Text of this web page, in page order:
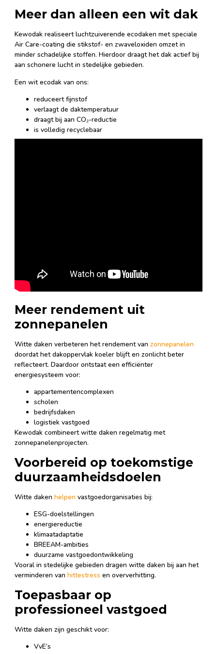
Meer dan alleen een wit dak
Kewodak realiseert luchtzuiverende ecodaken met speciale
Air Care-coating die stikstof- en zwaveloxiden omzet in
minder schadelijke stoffen. Hierdoor draagt het dak actief bij
aan schonere lucht in stedelijke gebieden.
Een wit ecodak van ons:
reduceert fijnstof
verlaagt de daktemperatuur
draagt bij aan CO₂-reductie
is volledig recyclebaar
Meer rendement uit
zonnepanelen
Witte daken verbeteren het rendement van zonnepanelen
doordat het dakoppervlak koeler blijft en zonlicht beter
reflecteert. Daardoor ontstaat een efficiënter
energiesysteem voor:
appartementencomplexen
scholen
bedrijfsdaken
logistiek vastgoed
Kewodak combineert witte daken regelmatig met
zonnepanelenprojecten.
Voorbereid op toekomstige
duurzaamheidsdoelen
Witte daken helpen vastgoedorganisaties bij:
ESG-doelstellingen
energiereductie
klimaatadaptatie
BREEAM-ambities
duurzame vastgoedontwikkeling
Vooral in stedelijke gebieden dragen witte daken bij aan het
verminderen van hittestress en oververhitting.
Toepasbaar op
professioneel vastgoed
Witte daken zijn geschikt voor:
VvE’s